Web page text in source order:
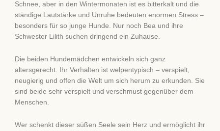
Schnee, aber in den Wintermonaten ist es bitterkalt und die
ständige Lautstärke und Unruhe bedeuten enormen Stress –
besonders für so junge Hunde. Nur noch Bea und ihre
Schwester Lilith suchen dringend ein Zuhause.
Die beiden Hundemädchen entwickeln sich ganz
altersgerecht. Ihr Verhalten ist welpentypisch – verspielt,
neugierig und offen die Welt um sich herum zu erkunden. Sie
sind beide sehr verspielt und verschmust gegenüber dem
Menschen.
Wer schenkt dieser süßen Seele sein Herz und ermöglicht ihr